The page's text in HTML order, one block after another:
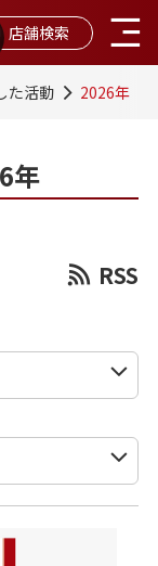
店舗検索
た活動 2026年
年
RSS